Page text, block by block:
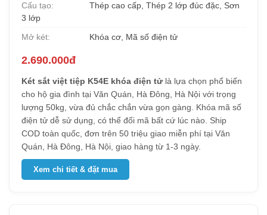
Cấu tạo:
Thép cao cấp, Thép 2 lớp đúc đặc, Sơn
3 lớp
Mở két:
Khóa cơ, Mã số điện tử
2.690.000đ
Két sắt việt tiệp K54E khóa điện tửlà lựa chọn phổ biến
cho hộ gia đình tại Văn Quán, Hà Đông, Hà Nội với trọng
lượng 50kg, vừa đủ chắc chắn vừa gọn gàng. Khóa mã số
điện tử dễ sử dụng, có thể đổi mã bất cứ lúc nào. Ship
COD toàn quốc, đơn trên 50 triệu giao miễn phí tại Văn
Quán, Hà Đông, Hà Nội, giao hàng từ 1-3 ngày.
Xem chi tiết & đặt mua